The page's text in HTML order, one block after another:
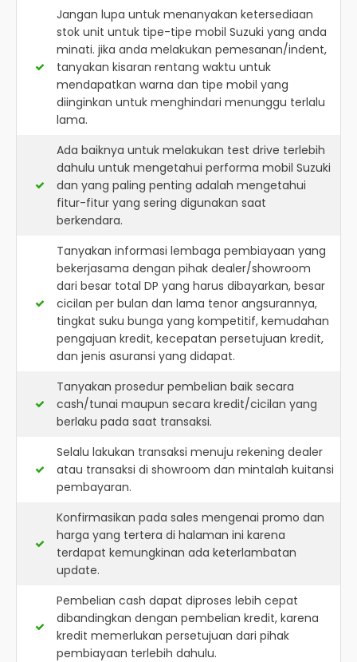
Jangan lupa untuk menanyakan ketersediaan
stok unit untuk tipe-tipe mobil Suzuki yang anda
minati. jika anda melakukan pemesanan/indent,
tanyakan kisaran rentang waktu untuk
mendapatkan warna dan tipe mobil yang
diinginkan untuk menghindari menunggu terlalu
lama.
Ada baiknya untuk melakukan test drive terlebih
dahulu untuk mengetahui performa mobil Suzuki
dan yang paling penting adalah mengetahui
fitur-fitur yang sering digunakan saat
berkendara.
Tanyakan informasi lembaga pembiayaan yang
bekerjasama dengan pihak dealer/showroom
dari besar total DP yang harus dibayarkan, besar
cicilan per bulan dan lama tenor angsurannya,
tingkat suku bunga yang kompetitif, kemudahan
pengajuan kredit, kecepatan persetujuan kredit,
dan jenis asuransi yang didapat.
Tanyakan prosedur pembelian baik secara
cash/tunai maupun secara kredit/cicilan yang
berlaku pada saat transaksi.
Selalu lakukan transaksi menuju rekening dealer
atau transaksi di showroom dan mintalah kuitansi
pembayaran.
Konfirmasikan pada sales mengenai promo dan
harga yang tertera di halaman ini karena
terdapat kemungkinan ada keterlambatan
update.
Pembelian cash dapat diproses lebih cepat
dibandingkan dengan pembelian kredit, karena
kredit memerlukan persetujuan dari pihak
pembiayaan terlebih dahulu.